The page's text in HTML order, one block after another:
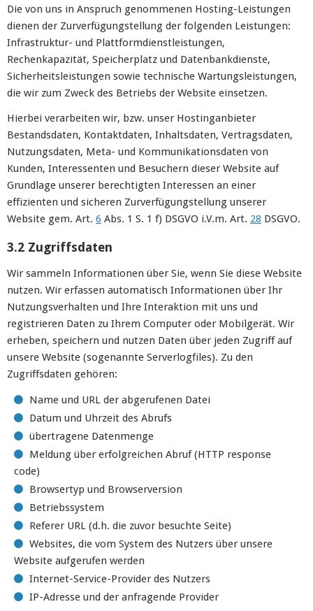
Die von uns in Anspruch genommenen Hosting-Leistungen
dienen der Zurverfügungstellung der folgenden Leistungen:
Infrastruktur- und Plattformdienstleistungen,
Rechenkapazität, Speicherplatz und Datenbankdienste,
Sicherheitsleistungen sowie technische Wartungsleistungen,
die wir zum Zweck des Betriebs der Website einsetzen.
Hierbei verarbeiten wir, bzw. unser Hostinganbieter
Bestandsdaten, Kontaktdaten, Inhaltsdaten, Vertragsdaten,
Nutzungsdaten, Meta- und Kommunikationsdaten von
Kunden, Interessenten und Besuchern dieser Website auf
Grundlage unserer berechtigten Interessen an einer
effizienten und sicheren Zurverfügungstellung unserer
Website gem. Art. 6 Abs. 1 S. 1 f) DSGVO i.V.m. Art. 28 DSGVO.
3.2 Zugriffsdaten
Wir sammeln Informationen über Sie, wenn Sie diese Website
nutzen. Wir erfassen automatisch Informationen über Ihr
Nutzungsverhalten und Ihre Interaktion mit uns und
registrieren Daten zu Ihrem Computer oder Mobilgerät. Wir
erheben, speichern und nutzen Daten über jeden Zugriff auf
unsere Website (sogenannte Serverlogfiles). Zu den
Zugriffsdaten gehören:
Name und URL der abgerufenen Datei
Datum und Uhrzeit des Abrufs
übertragene Datenmenge
Meldung über erfolgreichen Abruf (HTTP response
code)
Browsertyp und Browserversion
Betriebssystem
Referer URL (d.h. die zuvor besuchte Seite)
Websites, die vom System des Nutzers über unsere
Website aufgerufen werden
Internet-Service-Provider des Nutzers
IP-Adresse und der anfragende Provider